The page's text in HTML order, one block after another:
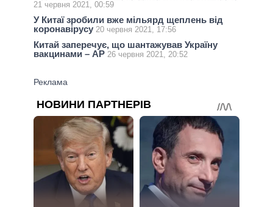
21 червня 2021, 00:59
У Китаї зробили вже мільярд щеплень від
коронавірусу 20 червня 2021, 17:56
Китай заперечує, що шантажував Україну
вакцинами – AP 26 червня 2021, 20:52